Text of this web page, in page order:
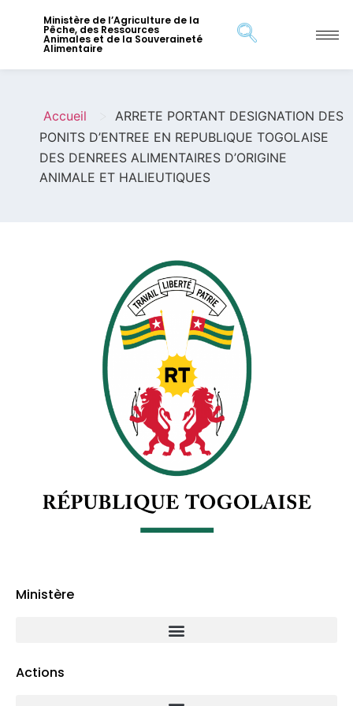
Ministère de l’Agriculture de la
Pêche, des Ressources
Animales et de la Souveraineté
Alimentaire
Accueil
ARRETE PORTANT DESIGNATION DES
PONITS D’ENTREE EN REPUBLIQUE TOGOLAISE
DES DENREES ALIMENTAIRES D’ORIGINE
ANIMALE ET HALIEUTIQUES
Ministère
Actions